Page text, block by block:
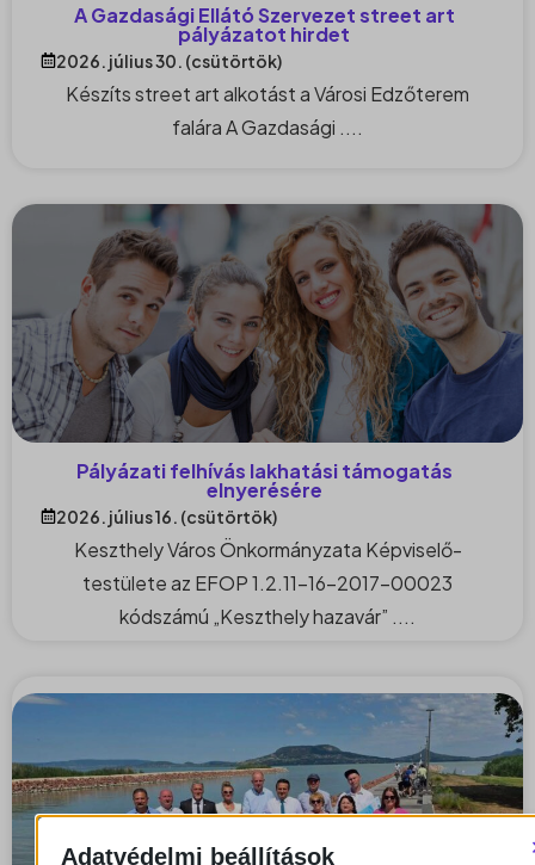
A Gazdasági Ellátó Szervezet street art
pályázatot hirdet
2026. július 30. (csütörtök)
Készíts street art alkotást a Városi Edzőterem
falára A Gazdasági ....
Pályázati felhívás lakhatási támogatás
elnyerésére
2026. július 16. (csütörtök)
Keszthely Város Önkormányzata Képviselő-
testülete az EFOP 1.2.11-16-2017-00023
kódszámú „Keszthely hazavár” ....
Adatvédelmi beállítások